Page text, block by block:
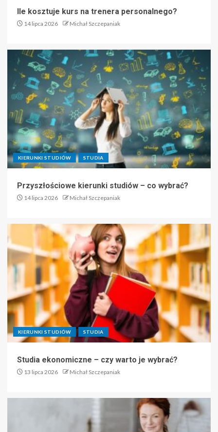
Ile kosztuje kurs na trenera personalnego?
14 lipca 2026 Michał Szczepaniak
KIERUNKI STUDIÓW STUDIA
Przyszłościowe kierunki studiów – co wybrać?
14 lipca 2026 Michał Szczepaniak
KIERUNKI STUDIÓW STUDIA
Studia ekonomiczne – czy warto je wybrać?
13 lipca 2026 Michał Szczepaniak